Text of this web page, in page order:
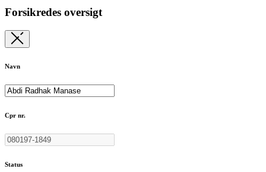
Forsikredes oversigt
Navn
Cpr nr.
Status